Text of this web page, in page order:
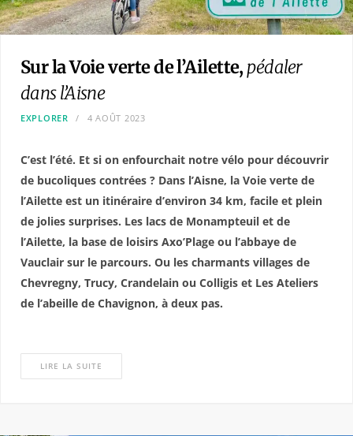
Sur la Voie verte de l’Ailette, pédaler
dans l’Aisne
EXPLORER 4 AOÛT 2023
C’est l’été. Et si on enfourchait notre vélo pour découvrir
de bucoliques contrées ? Dans l’Aisne, la Voie verte de
l’Ailette est un itinéraire d’environ 34 km, facile et plein
de jolies surprises. Les lacs de Monampteuil et de
l’Ailette, la base de loisirs Axo’Plage ou l’abbaye de
Vauclair sur le parcours. Ou les charmants villages de
Chevregny, Trucy, Crandelain ou Colligis et Les Ateliers
de l’abeille de Chavignon, à deux pas.
LIRE LA SUITE